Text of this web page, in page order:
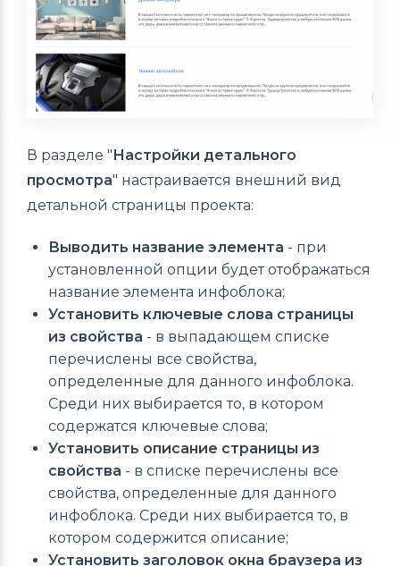
В разделе " Настройки детального
просмотра" настраивается внешний вид
детальной страницы проекта:
Выводить название элемента - при
установленной опции будет отображаться
название элемента инфоблока;
Установить ключевые слова страницы
из свойства - в выпадающем списке
перечислены все свойства,
определенные для данного инфоблока.
Среди них выбирается то, в котором
содержатся ключевые слова;
Установить описание страницы из
свойства - в списке перечислены все
свойства, определенные для данного
инфоблока. Среди них выбирается то, в
котором содержится описание;
Установить заголовок окна браузера из